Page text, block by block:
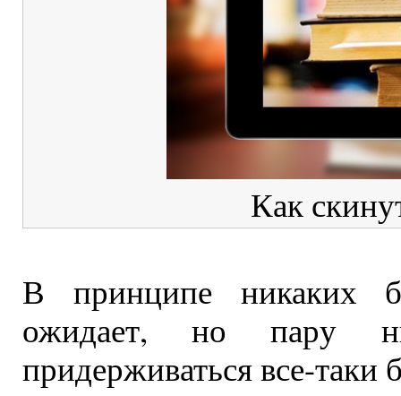
Как
В принципе никаких
ожидает, но пару
придерживаться все-таки